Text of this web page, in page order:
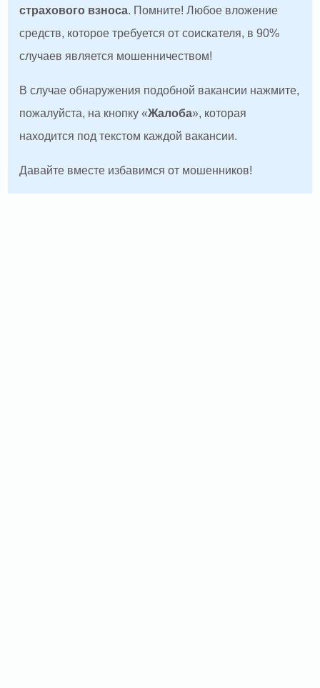
страхового взноса. Помните! Любое вложение
средств, которое требуется от соискателя, в 90%
случаев является мошенничеством!
В случае обнаружения подобной вакансии нажмите,
пожалуйста, на кнопку «Жалоба», которая
находится под текстом каждой вакансии.
Давайте вместе избавимся от мошенников!